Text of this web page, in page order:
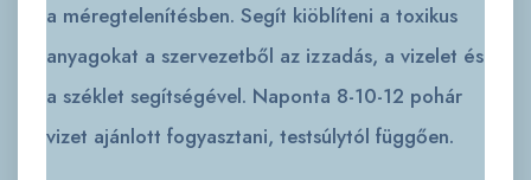
a méregtelenítésben. Segít kiöblíteni a toxikus
anyagokat a szervezetből az izzadás, a vizelet és
a széklet segítségével. Naponta 8-10-12 pohár
vizet ajánlott fogyasztani, testsúlytól függően.